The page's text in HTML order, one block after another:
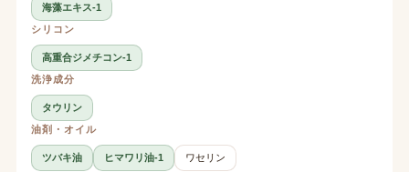
海藻エキス-1
シリコン
高重合ジメチコン-1
洗浄成分
タウリン
油剤・オイル
ツバキ油 ヒマワリ油-1
ワセリン